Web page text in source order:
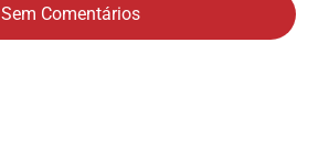
Sem Comentários